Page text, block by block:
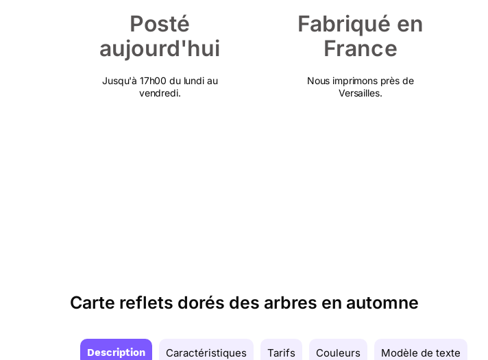
Posté
aujourd'hui
Jusqu'à 17h00 du lundi au
vendredi.
Fabriqué en
France
Nous imprimons près de
Versailles.
Carte reflets dorés des arbres en automne
Description Caractéristiques Tarifs Couleurs Modèle de texte